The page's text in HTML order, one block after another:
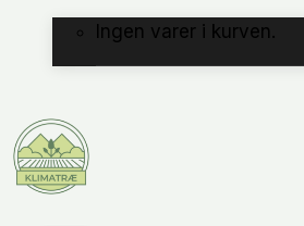
Ingen varer i kurven.